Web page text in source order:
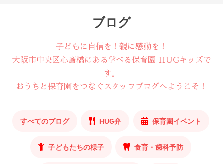
ブログ
子どもに自信を！親に感動を！
大阪市中央区心斎橋にある学べる保育園 HUGキッズで
す。
おうちと保育園をつなぐスタッフブログへようこそ！
すべてのブログ HUG弁 保育園イベント
子どもたちの様子 食育・歯科予防